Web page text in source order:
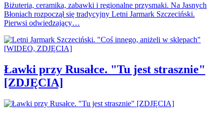
Biżuteria, ceramika, zabawki i regionalne przysmaki. Na Jasnych
Błoniach rozpoczął się tradycyjny Letni Jarmark Szczeciński.
Pierwsi odwiedzający…
Ławki przy Rusałce. "Tu jest strasznie"
[ZDJĘCIA]